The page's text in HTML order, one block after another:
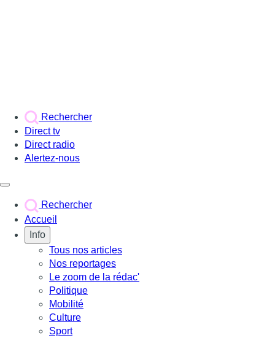
Rechercher
Direct tv
Direct radio
Alertez-nous
Rechercher
Accueil
Info
Tous nos articles
Nos reportages
Le zoom de la rédac'
Politique
Mobilité
Culture
Sport